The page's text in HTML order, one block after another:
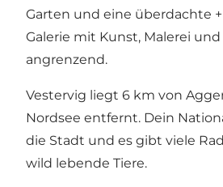
Garten und eine überdachte +
Galerie mit Kunst, Malerei
angrenzend.
Vestervig liegt 6 km von
Nordsee entfernt. Dein
die Stadt und es gibt viele
wild lebende Tiere.